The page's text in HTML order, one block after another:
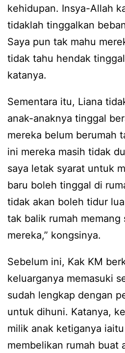
kehidupan. Insya-Allah
tidaklah tinggalkan
Saya pun tak mahu
tidak tahu hendak
katanya.
Sementara itu, Liana
anak-anaknya tinggal
mereka belum berumah
ini mereka masih tidak
saya letak syarat untuk
baru boleh tinggal di
tidak akan boleh tidur
tak balik rumah memang
mereka,” kongsinya.
Sebelum ini, Kak KM
keluarganya memasuki
sudah lengkap dengan
untuk dihuni. Katanya,
milik anak ketiganya
membelikan rumah buat